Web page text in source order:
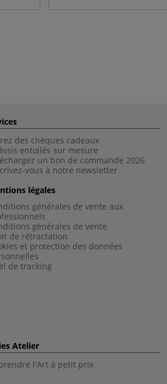
des chèques cadeaux
entoilés sur mesure
un bon de commande 2026
vous à notre newsletter
légales
générales de vente aux
générales de vente
de rétractation
et protection des données
de tracking
Atelier
l'Art à petit prix